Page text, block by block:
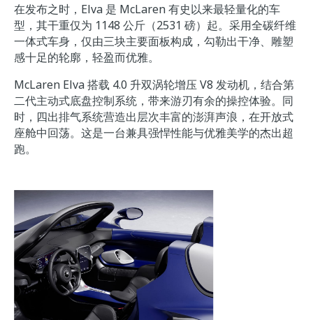
在发布之时，Elva 是 McLaren 有史以来最轻量化的车
型，其干重仅为 1148 公斤（2531 磅）起。采用全碳纤维
一体式车身，仅由三块主要面板构成，勾勒出干净、雕塑
感十足的轮廓，轻盈而优雅。
McLaren Elva 搭载 4.0 升双涡轮增压 V8 发动机，结合第
二代主动式底盘控制系统，带来游刃有余的操控体验。同
时，四出排气系统营造出层次丰富的澎湃声浪，在开放式
座舱中回荡。这是一台兼具强悍性能与优雅美学的杰出超
跑。